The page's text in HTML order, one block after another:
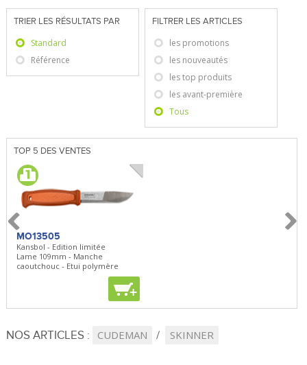
TRIER LES RÉSULTATS PAR
Standard
Référence
FILTRER LES ARTICLES
les promotions
les nouveautés
les top produits
les avant-première
Tous
TOP 5 DES VENTES
MO13505
Kansbol - Edition limitée
Lame 109mm - Manche
caoutchouc - Etui polymère
+
NOS ARTICLES : CUDEMAN SKINNER